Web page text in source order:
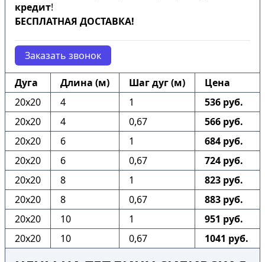
кредит!
БЕСПЛАТНАЯ ДОСТАВКА!
Заказать звонок
Дуга Длина (м) Шаг дуг (м)
Цена
20х20
4 1
536 руб.
20х20
4 0,67
566 руб.
20х20
6 1
684 руб.
20х20
6 0,67
724 руб.
20х20
8 1
823 руб.
20х20
8 0,67
883 руб.
20х20
10 1
951 руб.
20х20
10 0,67 1041 руб.